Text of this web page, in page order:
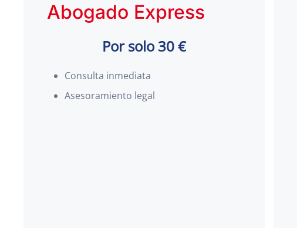
Abogado Express
Por solo 30 €
Consulta inmediata
Asesoramiento legal